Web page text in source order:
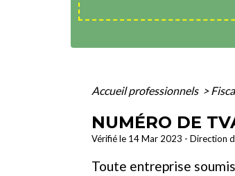
Accueil professionnels >
NUMÉRO DE
Vérifié le 14 Mar 2023 - Direction
Toute entreprise